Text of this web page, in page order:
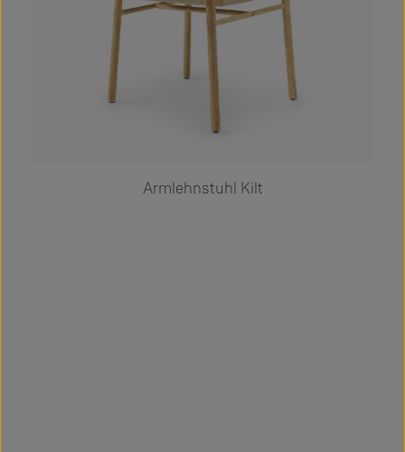
Armlehnstuhl Kilt